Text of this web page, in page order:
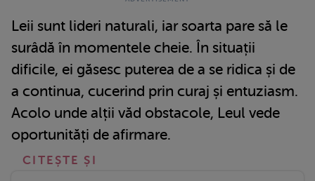
Leii sunt lideri naturali, iar soarta pare să le
surâdă în momentele cheie. În situații
dificile, ei găsesc puterea de a se ridica și de
a continua, cucerind prin curaj și entuziasm.
Acolo unde alții văd obstacole, Leul vede
oportunități de afirmare.